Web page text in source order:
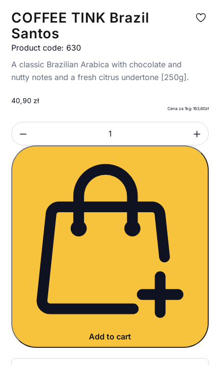
COFFEE TINK Brazil
Santos
Product code: 630
A classic Brazilian Arabica with chocolate and
nutty notes and a fresh citrus undertone [250g].
40,90 zł
Cena za 1kg: 163,60zł
Add to cart